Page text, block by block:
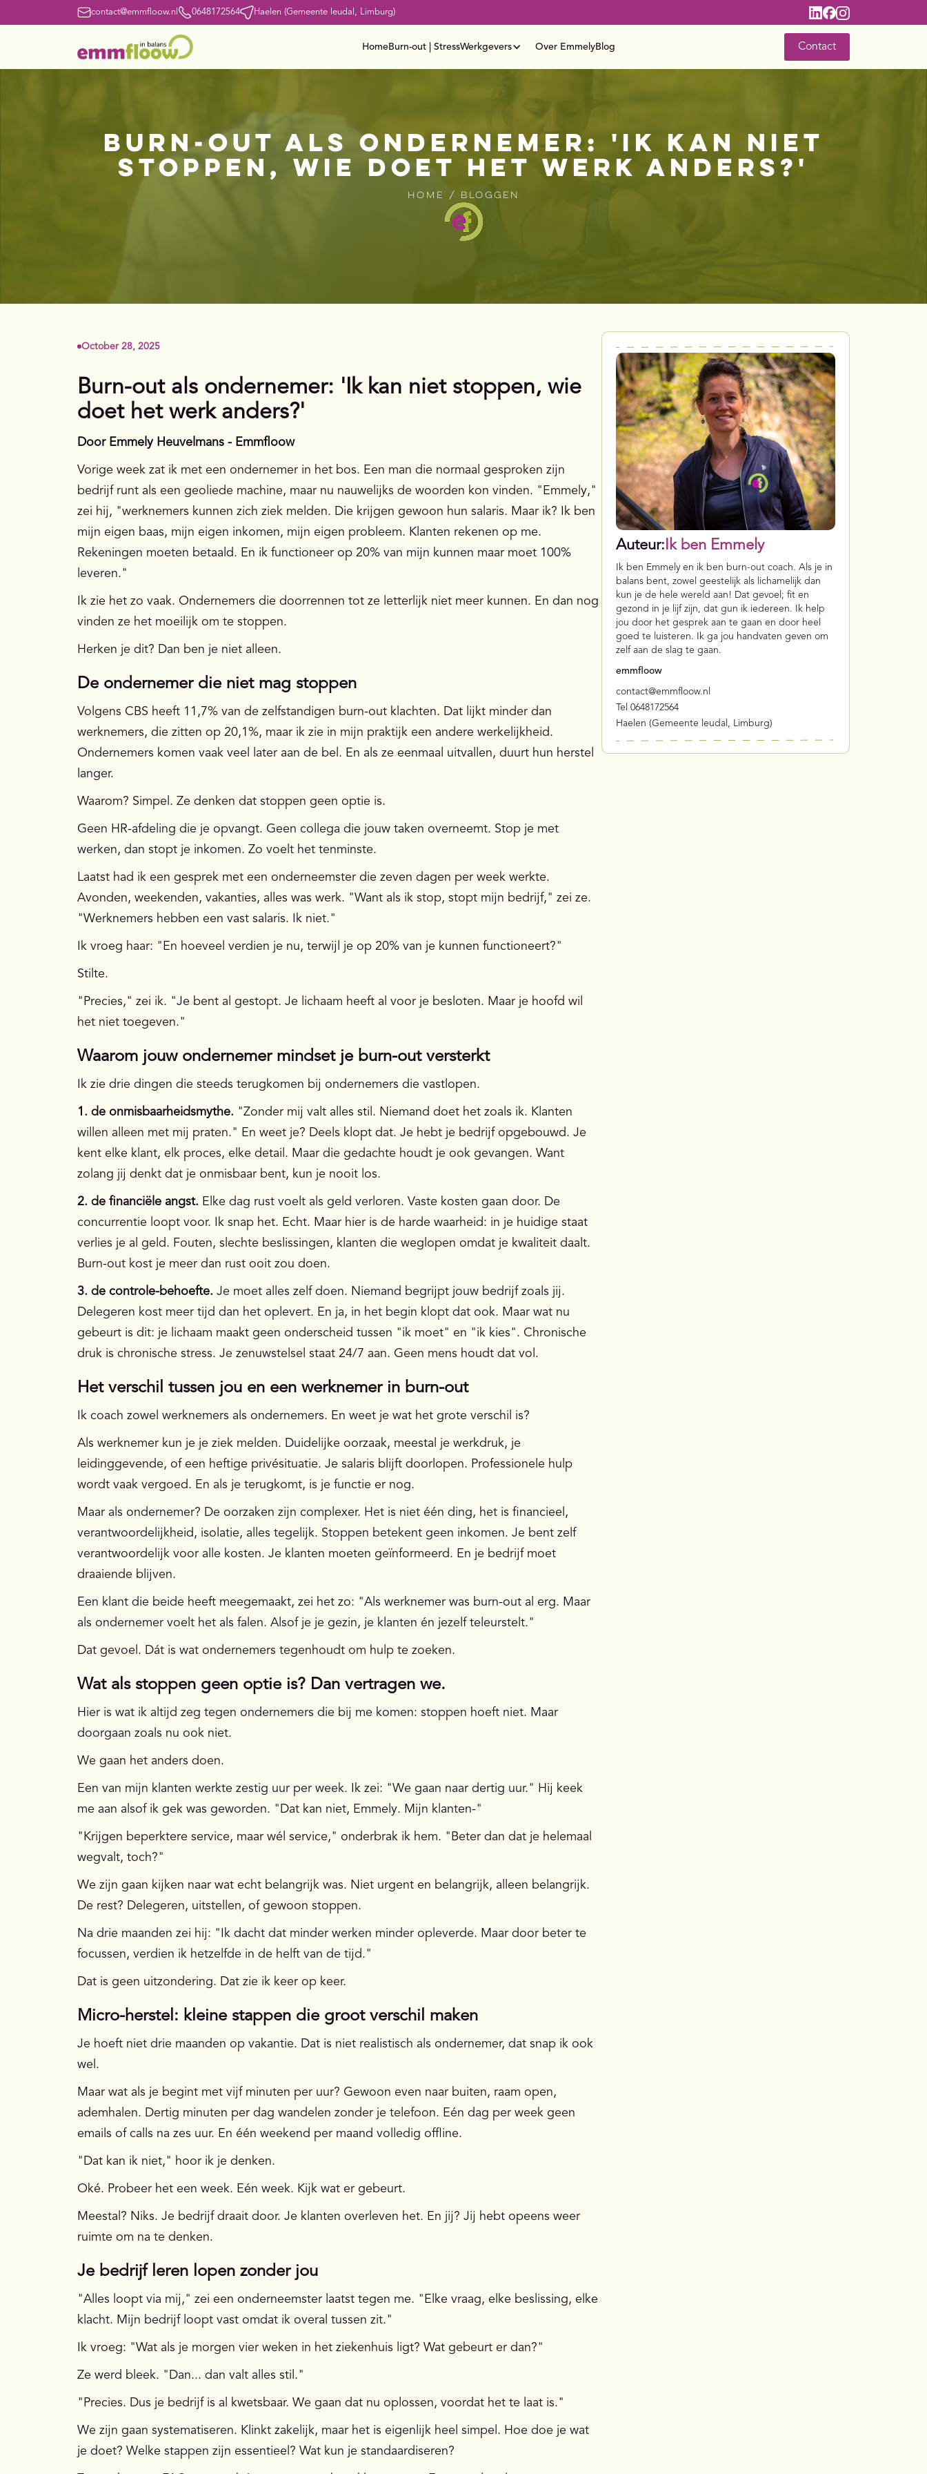
contact@emmfloow.nl 0648172564 Haelen (Gemeente leudal, Limburg)
HomeBurn-out | StressWerkgevers Over EmmelyBlog Contact
Burn-out als ondernemer: 'Ik kan niet
stoppen, wie doet het werk anders?'
Home / Bloggen
October 28, 2025
Burn-out als ondernemer: 'Ik kan niet stoppen, wie
doet het werk anders?'
Door Emmely Heuvelmans - Emmfloow
Vorige week zat ik met een ondernemer in het bos. Een man die normaal gesproken zijn
bedrijf runt als een geoliede machine, maar nu nauwelijks de woorden kon vinden. "Emmely,"
zei hij, "werknemers kunnen zich ziek melden. Die krijgen gewoon hun salaris. Maar ik? Ik ben
mijn eigen baas, mijn eigen inkomen, mijn eigen probleem. Klanten rekenen op me.
Rekeningen moeten betaald. En ik functioneer op 20% van mijn kunnen maar moet 100%
leveren."
Ik zie het zo vaak. Ondernemers die doorrennen tot ze letterlijk niet meer kunnen. En dan nog
vinden ze het moeilijk om te stoppen.
Herken je dit? Dan ben je niet alleen.
De ondernemer die niet mag stoppen
Volgens CBS heeft 11,7% van de zelfstandigen burn-out klachten. Dat lijkt minder dan
werknemers, die zitten op 20,1%, maar ik zie in mijn praktijk een andere werkelijkheid.
Ondernemers komen vaak veel later aan de bel. En als ze eenmaal uitvallen, duurt hun herstel
langer.
Waarom? Simpel. Ze denken dat stoppen geen optie is.
Geen HR-afdeling die je opvangt. Geen collega die jouw taken overneemt. Stop je met
werken, dan stopt je inkomen. Zo voelt het tenminste.
Laatst had ik een gesprek met een onderneemster die zeven dagen per week werkte.
Avonden, weekenden, vakanties, alles was werk. "Want als ik stop, stopt mijn bedrijf," zei ze.
"Werknemers hebben een vast salaris. Ik niet."
Ik vroeg haar: "En hoeveel verdien je nu, terwijl je op 20% van je kunnen functioneert?"
Stilte.
"Precies," zei ik. "Je bent al gestopt. Je lichaam heeft al voor je besloten. Maar je hoofd wil
het niet toegeven."
Waarom jouw ondernemer mindset je burn-out versterkt
Ik zie drie dingen die steeds terugkomen bij ondernemers die vastlopen.
1. de onmisbaarheidsmythe. "Zonder mij valt alles stil. Niemand doet het zoals ik. Klanten
willen alleen met mij praten." En weet je? Deels klopt dat. Je hebt je bedrijf opgebouwd. Je
kent elke klant, elk proces, elke detail. Maar die gedachte houdt je ook gevangen. Want
zolang jij denkt dat je onmisbaar bent, kun je nooit los.
2. de financiële angst. Elke dag rust voelt als geld verloren. Vaste kosten gaan door. De
concurrentie loopt voor. Ik snap het. Echt. Maar hier is de harde waarheid: in je huidige staat
verlies je al geld. Fouten, slechte beslissingen, klanten die weglopen omdat je kwaliteit daalt.
Burn-out kost je meer dan rust ooit zou doen.
3. de controle-behoefte. Je moet alles zelf doen. Niemand begrijpt jouw bedrijf zoals jij.
Delegeren kost meer tijd dan het oplevert. En ja, in het begin klopt dat ook. Maar wat nu
gebeurt is dit: je lichaam maakt geen onderscheid tussen "ik moet" en "ik kies". Chronische
druk is chronische stress. Je zenuwstelsel staat 24/7 aan. Geen mens houdt dat vol.
Het verschil tussen jou en een werknemer in burn-out
Ik coach zowel werknemers als ondernemers. En weet je wat het grote verschil is?
Als werknemer kun je je ziek melden. Duidelijke oorzaak, meestal je werkdruk, je
leidinggevende, of een heftige privésituatie. Je salaris blijft doorlopen. Professionele hulp
wordt vaak vergoed. En als je terugkomt, is je functie er nog.
Maar als ondernemer? De oorzaken zijn complexer. Het is niet één ding, het is financieel,
verantwoordelijkheid, isolatie, alles tegelijk. Stoppen betekent geen inkomen. Je bent zelf
verantwoordelijk voor alle kosten. Je klanten moeten geïnformeerd. En je bedrijf moet
draaiende blijven.
Een klant die beide heeft meegemaakt, zei het zo: "Als werknemer was burn-out al erg. Maar
als ondernemer voelt het als falen. Alsof je je gezin, je klanten én jezelf teleurstelt."
Dat gevoel. Dát is wat ondernemers tegenhoudt om hulp te zoeken.
Wat als stoppen geen optie is? Dan vertragen we.
Hier is wat ik altijd zeg tegen ondernemers die bij me komen: stoppen hoeft niet. Maar
doorgaan zoals nu ook niet.
We gaan het anders doen.
Een van mijn klanten werkte zestig uur per week. Ik zei: "We gaan naar dertig uur." Hij keek
me aan alsof ik gek was geworden. "Dat kan niet, Emmely. Mijn klanten-"
"Krijgen beperktere service, maar wél service," onderbrak ik hem. "Beter dan dat je helemaal
wegvalt, toch?"
We zijn gaan kijken naar wat echt belangrijk was. Niet urgent en belangrijk, alleen belangrijk.
De rest? Delegeren, uitstellen, of gewoon stoppen.
Na drie maanden zei hij: "Ik dacht dat minder werken minder opleverde. Maar door beter te
focussen, verdien ik hetzelfde in de helft van de tijd."
Dat is geen uitzondering. Dat zie ik keer op keer.
Micro-herstel: kleine stappen die groot verschil maken
Je hoeft niet drie maanden op vakantie. Dat is niet realistisch als ondernemer, dat snap ik ook
wel.
Maar wat als je begint met vijf minuten per uur? Gewoon even naar buiten, raam open,
ademhalen. Dertig minuten per dag wandelen zonder je telefoon. Eén dag per week geen
emails of calls na zes uur. En één weekend per maand volledig offline.
"Dat kan ik niet," hoor ik je denken.
Oké. Probeer het een week. Eén week. Kijk wat er gebeurt.
Meestal? Niks. Je bedrijf draait door. Je klanten overleven het. En jij? Jij hebt opeens weer
ruimte om na te denken.
Je bedrijf leren lopen zonder jou
"Alles loopt via mij," zei een onderneemster laatst tegen me. "Elke vraag, elke beslissing, elke
klacht. Mijn bedrijf loopt vast omdat ik overal tussen zit."
Ik vroeg: "Wat als je morgen vier weken in het ziekenhuis ligt? Wat gebeurt er dan?"
Ze werd bleek. "Dan... dan valt alles stil."
"Precies. Dus je bedrijf is al kwetsbaar. We gaan dat nu oplossen, voordat het te laat is."
We zijn gaan systematiseren. Klinkt zakelijk, maar het is eigenlijk heel simpel. Hoe doe je wat
je doet? Welke stappen zijn essentieel? Wat kun je standaardiseren?
Auteur: Ik ben Emmely
Ik ben Emmely en ik ben burn-out coach. Als je in
balans bent, zowel geestelijk als lichamelijk dan
kun je de hele wereld aan! Dat gevoel; fit en
gezond in je lijf zijn, dat gun ik iedereen. Ik help
jou door het gesprek aan te gaan en door heel
goed te luisteren. Ik ga jou handvaten geven om
zelf aan de slag te gaan.
emmfloow
contact@emmfloow.nl
Tel 0648172564
Haelen (Gemeente leudal, Limburg)